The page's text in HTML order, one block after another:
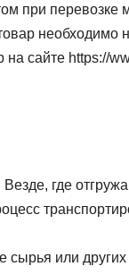
при перевозке
необходимо
сайте https://
где
сырья или